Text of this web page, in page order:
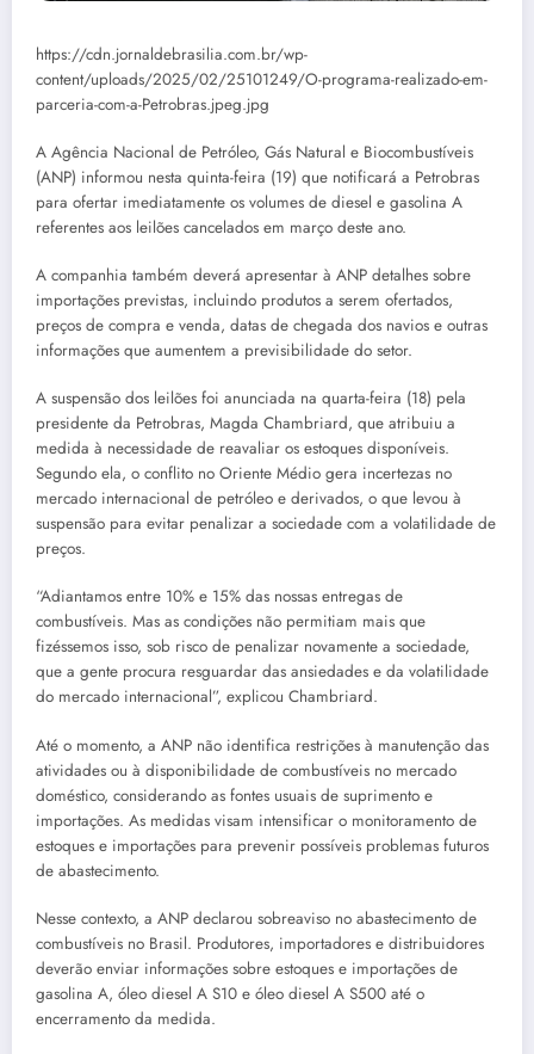
https://cdn.jornaldebrasilia.com.br/wp-
content/uploads/2025/02/25101249/O-programa-realizado-em-
parceria-com-a-Petrobras.jpeg.jpg
A Agência Nacional de Petróleo, Gás Natural e Biocombustíveis
(ANP) informou nesta quinta-feira (19) que notificará a Petrobras
para ofertar imediatamente os volumes de diesel e gasolina A
referentes aos leilões cancelados em março deste ano.
A companhia também deverá apresentar à ANP detalhes sobre
importações previstas, incluindo produtos a serem ofertados,
preços de compra e venda, datas de chegada dos navios e outras
informações que aumentem a previsibilidade do setor.
A suspensão dos leilões foi anunciada na quarta-feira (18) pela
presidente da Petrobras, Magda Chambriard, que atribuiu a
medida à necessidade de reavaliar os estoques disponíveis.
Segundo ela, o conflito no Oriente Médio gera incertezas no
mercado internacional de petróleo e derivados, o que levou à
suspensão para evitar penalizar a sociedade com a volatilidade de
preços.
“Adiantamos entre 10% e 15% das nossas entregas de
combustíveis. Mas as condições não permitiam mais que
fizéssemos isso, sob risco de penalizar novamente a sociedade,
que a gente procura resguardar das ansiedades e da volatilidade
do mercado internacional”, explicou Chambriard.
Até o momento, a ANP não identifica restrições à manutenção das
atividades ou à disponibilidade de combustíveis no mercado
doméstico, considerando as fontes usuais de suprimento e
importações. As medidas visam intensificar o monitoramento de
estoques e importações para prevenir possíveis problemas futuros
de abastecimento.
Nesse contexto, a ANP declarou sobreaviso no abastecimento de
combustíveis no Brasil. Produtores, importadores e distribuidores
deverão enviar informações sobre estoques e importações de
gasolina A, óleo diesel A S10 e óleo diesel A S500 até o
encerramento da medida.